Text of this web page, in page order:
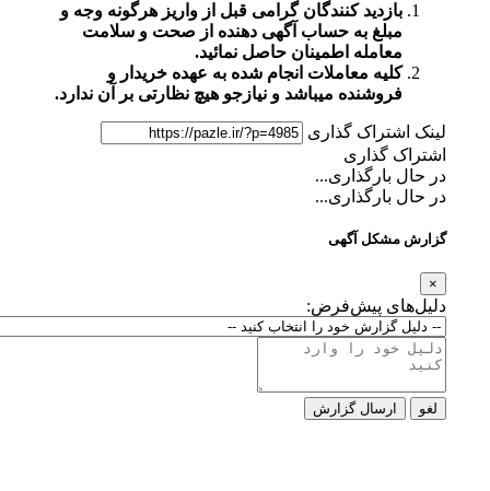
بازدید کنندگان گرامی قبل از واریز هرگونه وجه و
مبلغ به حساب آگهی دهنده از صحت و سلامت
معامله اطمینان حاصل نمائید.
کلیه معاملات انجام شده به عهده خریدار و
فروشنده میباشد و نیازجو هیچ نظارتی بر آن ندارد.
لینک اشتراک گذاری
اشتراک گذاری
در حال بارگذاری...
در حال بارگذاری...
گزارش مشکل آگهی
دلیل‌های پیش‌فرض:
ارسال گزارش